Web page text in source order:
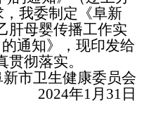
，我委制定《阜新
肝母婴传播工作实
通知》，现印发给
彻落实。
新市卫生健康委员会
2024年1月31日